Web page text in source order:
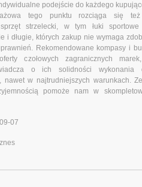
podejście do każdego
tego punktu rozciąga się
strzelecki, w tym łuki
i długie, których zakup nie wymaga
Rekomendowane kompasy i
czołowych zagranicznych
o ich solidności wykonania
nawet w najtrudniejszych warunkach.
pomoże nam w
07